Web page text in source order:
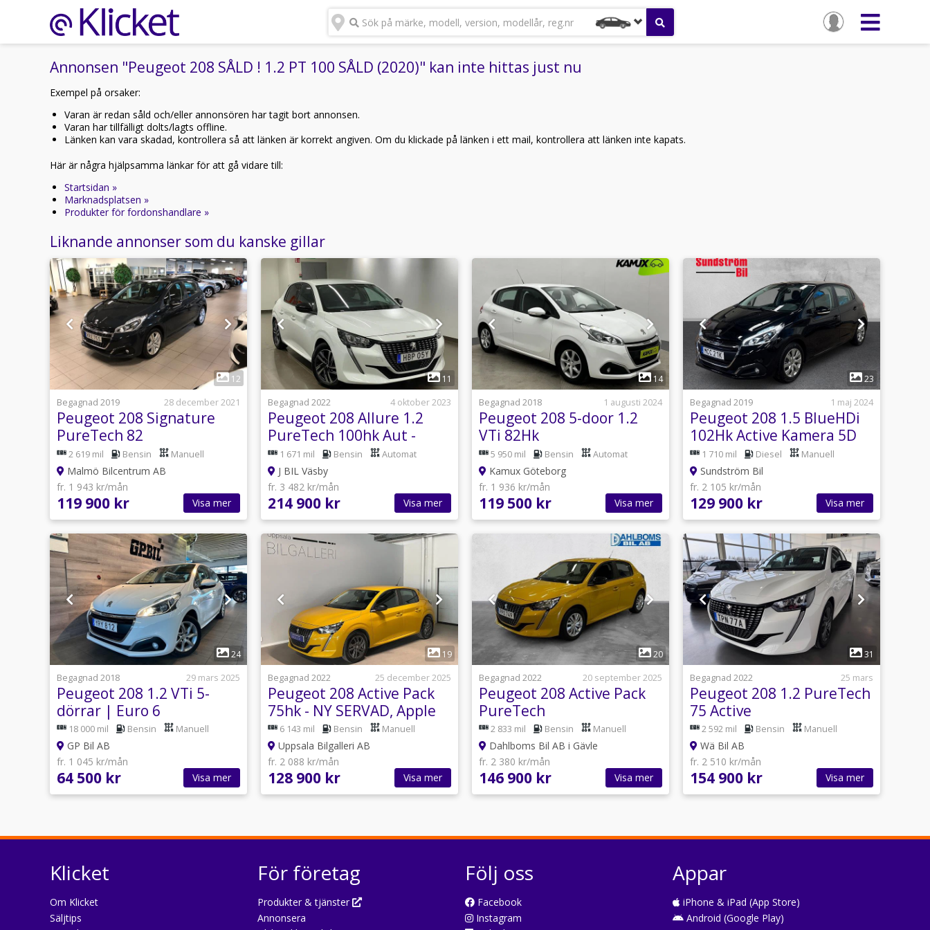
Sök på märke, modell, version, modellår, reg.nr
Annonsen "Peugeot 208 SÅLD ! 1.2 PT 100 SÅLD (2020)" kan inte hittas just nu
Exempel på orsaker:
Varan är redan såld och/eller annonsören har tagit bort annonsen.
Varan har tillfälligt dolts/lagts offline.
Länken kan vara skadad, kontrollera så att länken är korrekt angiven. Om du klickade på länken i ett mail, kontrollera att länken inte kapats.
Här är några hjälpsamma länkar för att gå vidare till:
Startsidan »
Marknadsplatsen »
Produkter för fordonshandlare »
Liknande annonser som du kanske gillar
1
12
Begagnad 2019
28 december 2021
Peugeot 208 Signature
PureTech 82
2 619 mil Bensin Manuell
Malmö Bilcentrum AB
fr. 1 943 kr/mån
119 900 kr Visa mer
1
11
Begagnad 2022
4 oktober 2023
Peugeot 208 Allure 1.2
PureTech 100hk Aut -
Carplay
1 671 mil Bensin Automat
J BIL Väsby
fr. 3 482 kr/mån
214 900 kr Visa mer
1
14
Begagnad 2018
1 augusti 2024
Peugeot 208 5-door 1.2
VTi 82Hk
5 950 mil Bensin Automat
Kamux Göteborg
fr. 1 936 kr/mån
119 500 kr Visa mer
23
Begagnad 2019
1 maj 2024
Peugeot 208 1.5 BlueHDi
102Hk Active Kamera 5D
1 710 mil Diesel Manuell
Sundström Bil
fr. 2 105 kr/mån
129 900 kr Visa mer
1
24
Begagnad 2018
29 mars 2025
Peugeot 208 1.2 VTi 5-
dörrar | Euro 6
18 000 mil Bensin Manuell
GP Bil AB
fr. 1 045 kr/mån
64 500 kr Visa mer
1
19
Begagnad 2022
25 december 2025
Peugeot 208 Active Pack
75hk - NY SERVAD, Apple
CarPlay 536kr/årsskatt
6 143 mil Bensin Manuell
Uppsala Bilgalleri AB
fr. 2 088 kr/mån
128 900 kr Visa mer
1
20
Begagnad 2022
20 september 2025
Peugeot 208 Active Pack
PureTech
2 833 mil Bensin Manuell
Dahlboms Bil AB i Gävle
fr. 2 380 kr/mån
146 900 kr Visa mer
1
31
Begagnad 2022
25 mars
Peugeot 208 1.2 PureTech
75 Active
2 592 mil Bensin Manuell
Wä Bil AB
fr. 2 510 kr/mån
154 900 kr Visa mer
Klicket
Om Klicket
Säljtips
För företag
Produkter & tjänster
Annonsera
Följ oss
Facebook
Instagram
Appar
iPhone & iPad (App Store)
Android (Google Play)